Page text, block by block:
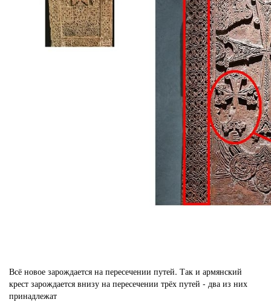
Всё новое зарождается на пересечении путей. Так и армянский
крест зарождается внизу на пересечении трёх путей - два из них
принадлежат